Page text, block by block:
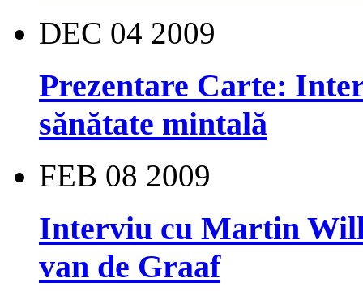
DEC 04 2009
Prezentare Carte:
sănătate mintală
FEB 08 2009
Interviu cu Martin
van de Graaf